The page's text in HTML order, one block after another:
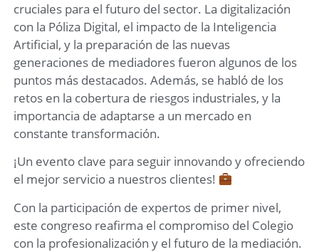
cruciales para el futuro del sector. La digitalización
con la Póliza Digital, el impacto de la Inteligencia
Artificial, y la preparación de las nuevas
generaciones de mediadores fueron algunos de los
puntos más destacados. Además, se habló de los
retos en la cobertura de riesgos industriales, y la
importancia de adaptarse a un mercado en
constante transformación.
¡Un evento clave para seguir innovando y ofreciendo
el mejor servicio a nuestros clientes!
Con la participación de expertos de primer nivel,
este congreso reafirma el compromiso del Colegio
con la profesionalización y el futuro de la mediación.